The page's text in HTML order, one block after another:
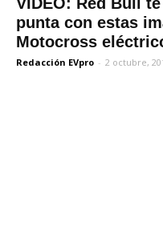
punta con estas
Motocross
Redacción EVpro - 2 octubre,